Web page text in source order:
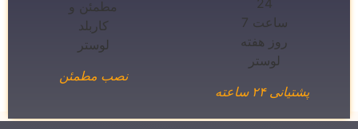
پشتیانی ۲۴ ساعته
نصب مطمئن